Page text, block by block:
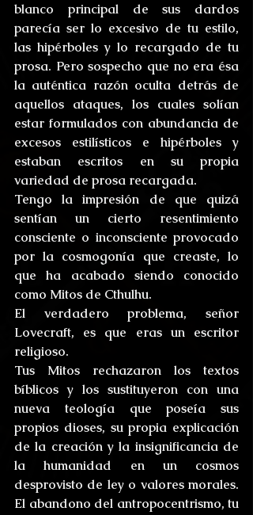
blanco principal de sus dardos
parecía ser lo excesivo de tu estilo,
las hipérboles y lo recargado de tu
prosa. Pero sospecho que no era ésa
la auténtica razón oculta detrás de
aquellos ataques, los cuales solían
estar formulados con abundancia de
excesos estilísticos e hipérboles y
estaban escritos en su propia
variedad de prosa recargada.
Tengo la impresión de que quizá
sentían un cierto resentimiento
consciente o inconsciente provocado
por la cosmogonía que creaste, lo
que ha acabado siendo conocido
como Mitos de Cthulhu.
El verdadero problema, señor
Lovecraft, es que eras un escritor
religioso.
Tus Mitos rechazaron los textos
bíblicos y los sustituyeron con una
nueva teología que poseía sus
propios dioses, su propia explicación
de la creación y la insignificancia de
la humanidad en un cosmos
desprovisto de ley o valores morales.
El abandono del antropocentrismo, tu